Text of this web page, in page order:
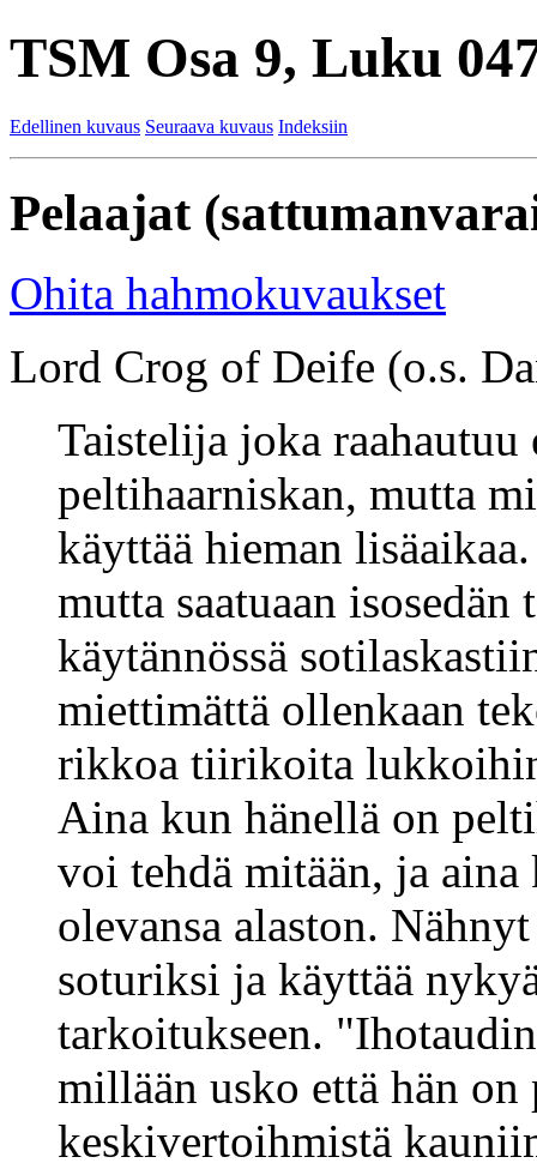
TSM Osa 9, Luku
Edellinen kuvaus Seuraava kuvaus Indeksiin
Pelaajat
Ohita hahmokuvaukset
Lord Crog of Deife (o.s.
Taistelija joka raahautuu
peltihaarniskan, mutta
käyttää hieman
mutta saatuaan
käytännössä
miettimättä ollenkaan
rikkoa tiirikoita
Aina kun hänellä on
voi tehdä mitään, ja
olevansa alaston.
soturiksi ja käyttää
tarkoitukseen.
millään usko että hän
keskivertoihmistä